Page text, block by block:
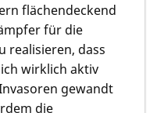
flächendeckend
für die
realisieren, dass
wirklich aktiv
gewandt
die